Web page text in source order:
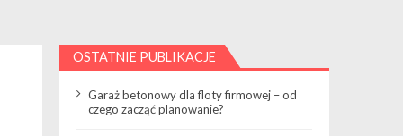
OSTATNIE PUBLIKACJE
Garaż betonowy dla floty firmowej – od
czego zacząć planowanie?